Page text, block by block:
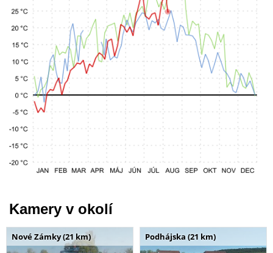
Kamery v okolí
Nové Zámky (21 km) Podhájska (21 km)